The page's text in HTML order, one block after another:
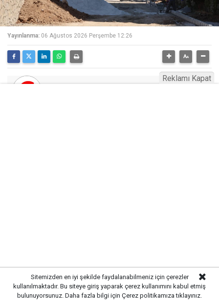
Yayınlanma: 06 Ağustos 2026 Perşembe 12:26
Sitemizden en iyi şekilde faydalanabilmeniz için çerezler
kullanılmaktadır. Bu siteye giriş yaparak çerez kullanımını kabul etmiş
bulunuyorsunuz. Daha fazla bilgi için Çerez politikamıza tıklayınız.
Reklamı Kapat